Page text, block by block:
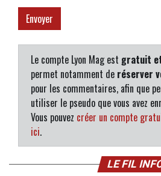
Le compte Lyon Mag est gratuit
permet notamment de réserver
pour les commentaires, afin que
utiliser le pseudo que vous avez
Vous pouvez créer un compte
ici.
LE FIL